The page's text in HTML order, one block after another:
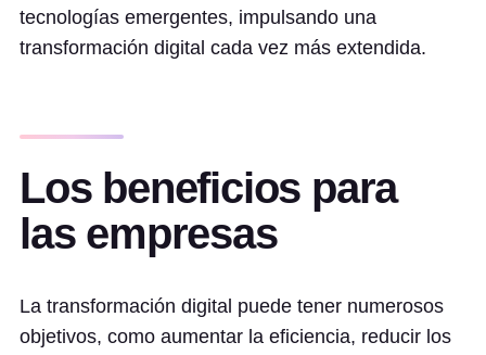
tecnologías emergentes, impulsando una
transformación digital cada vez más extendida.
Los beneficios para
las empresas
La transformación digital puede tener numerosos
objetivos, como aumentar la eficiencia, reducir los